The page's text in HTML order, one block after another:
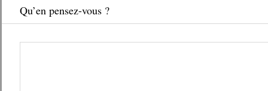
Qu’en pensez-vous ?